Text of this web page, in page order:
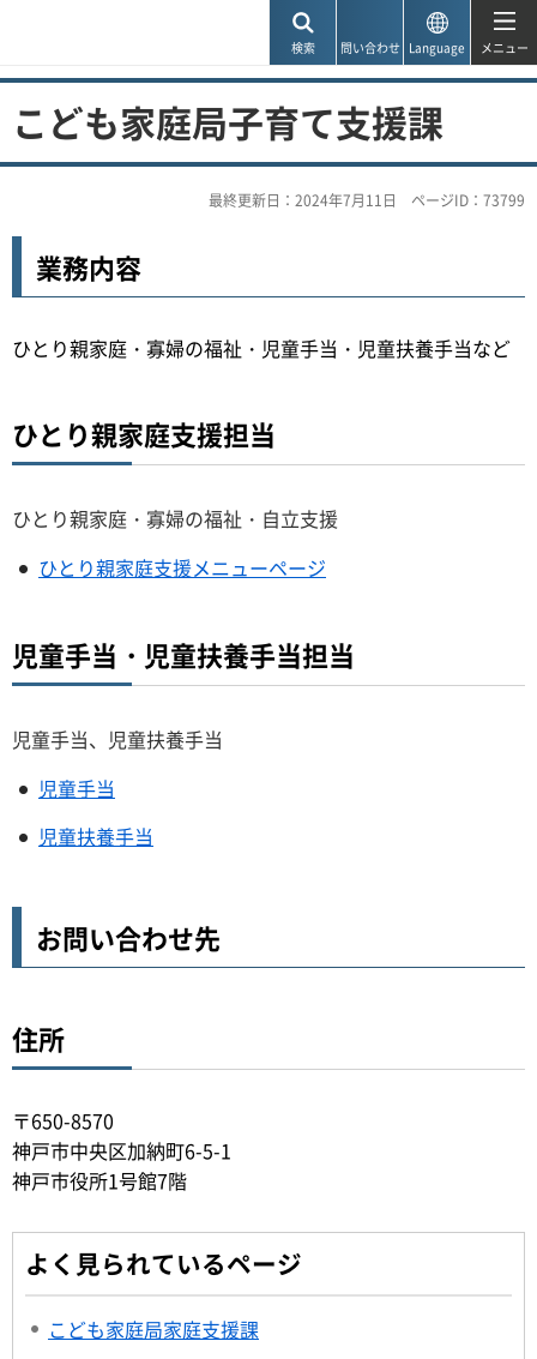
検索 問い合わせ Language メニュー
こども家庭局子育て支援課
最終更新日：2024年7月11日 ページID：73799
業務内容
ひとり親家庭・寡婦の福祉・児童手当・児童扶養手当など
ひとり親家庭支援担当
ひとり親家庭・寡婦の福祉・自立支援
ひとり親家庭支援メニューページ
児童手当・児童扶養手当担当
児童手当、児童扶養手当
児童手当
児童扶養手当
お問い合わせ先
住所
〒650-8570
神戸市中央区加納町6-5-1
神戸市役所1号館7階
よく見られているページ
こども家庭局家庭支援課